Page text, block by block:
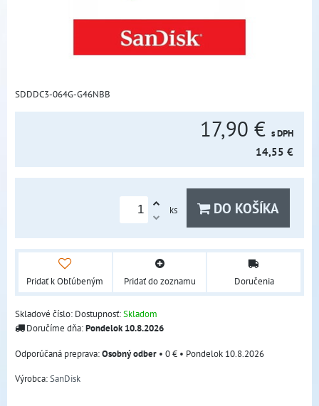
SDDDC3-064G-G46NBB
17,90 € s DPH
14,55 €
ks DO KOŠÍKA
Pridať k Obľúbeným Pridať do zoznamu Doručenia
Skladové číslo: Dostupnosť:Skladom
Doručíme dňa:Pondelok10.8.2026
Osobný odber • 0 € • Pondelok 10.8.2026
Výrobca:SanDisk